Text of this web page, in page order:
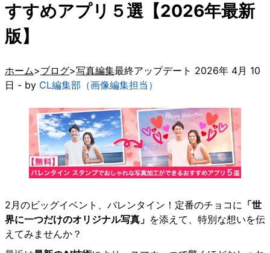
すすめアプリ５選【2026年最新
版】
ホーム ブログ 写真編集最終アップデート 2026年 4月 10
日 - by CL編集部（画像編集担当）
2月のビッグイベント、バレンタイン！定番のチョコに 「世
界に一つだけのオリジナル写真」 を添えて、特別な想いを伝
えてみませんか？